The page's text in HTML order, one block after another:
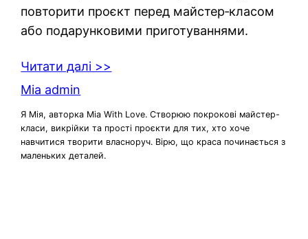
повторити проєкт перед майстер‑класом
або подарунковими приготуваннями.
Читати далі >>
Mia admin
Я Мія, авторка Mia With Love. Створюю покрокові майстер-
класи, викрійки та прості проєкти для тих, хто хоче
навчитися творити власноруч. Вірю, що краса починається з
маленьких деталей.